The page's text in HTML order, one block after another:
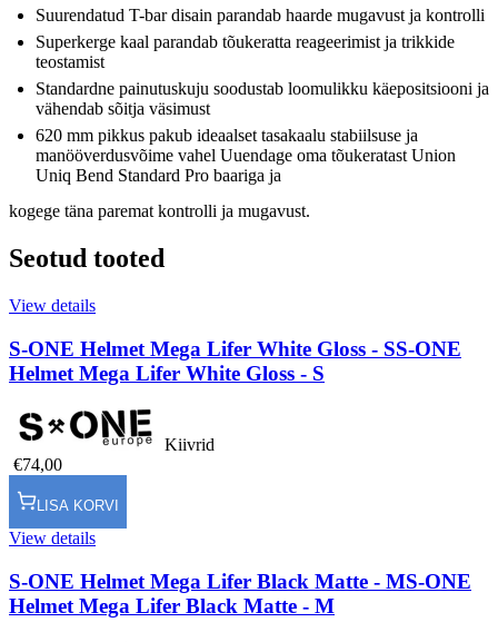
Suurendatud T-bar disain parandab haarde mugavust ja kontrolli
Superkerge kaal parandab tõukeratta reageerimist ja trikkide
teostamist
Standardne painutuskuju soodustab loomulikku käepositsiooni ja
vähendab sõitja väsimust
620 mm pikkus pakub ideaalset tasakaalu stabiilsuse ja
manööverdusvõime vahel Uuendage oma tõukeratast Union
Uniq Bend Standard Pro baariga ja
kogege täna paremat kontrolli ja mugavust.
Seotud tooted
View details
S-ONE Helmet Mega Lifer White Gloss - SS-ONE
Helmet Mega Lifer White Gloss - S
Kiivrid
€74,00
LISA KORVI
View details
S-ONE Helmet Mega Lifer Black Matte - MS-ONE
Helmet Mega Lifer Black Matte - M